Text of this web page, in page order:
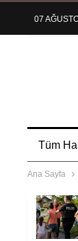
07
Tüm
Ana Sayfa